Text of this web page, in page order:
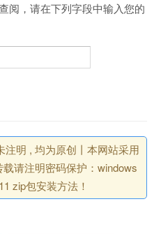
阅，请在下列字段中输入您的
明 , 均为原创丨本网站采用
请注明密码保护：windows
zip包安装方法！